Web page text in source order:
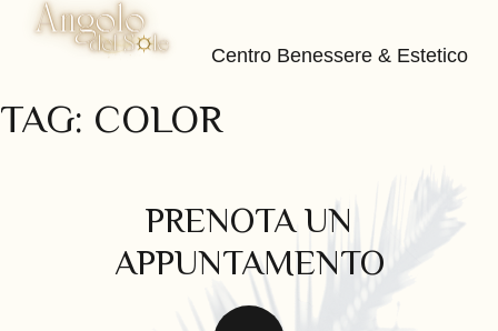
Centro Benessere & Estetico
toTAG: COLOR
PRENOTA UN
APPUNTAMENTO